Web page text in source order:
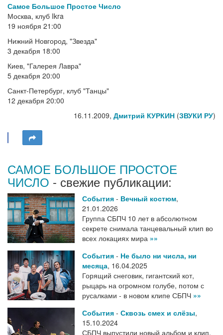
Самое Большое Простое Число
Москва, клуб Ikra
19 ноября 21:00
Нижний Новгород, "Звезда"
3 декабря 18:00
Киев, "Галерея Лавра"
5 декабря 20:00
Санкт-Петербург, клуб "Танцы"
12 декабря 20:00
16.11.2009, Дмитрий КУРКИН (ЗВУКИ РУ)
САМОЕ БОЛЬШОЕ ПРОСТОЕ
ЧИСЛО - свежие публикации:
События - Вечный костюм,
21.01.2026
Группа СБПЧ 10 лет в абсолютном
секрете снимала танцевальный клип во
всех локациях мира »»
События - Не было ни числа, ни
месяца, 16.04.2025
Горящий снеговик, гигантский кот,
рыцарь на огромном голубе, потом с
русалками - в новом клипе СБПЧ »»
События - Сквозь смех и слёзы,
15.10.2024
СБПЧ выпустили новый альбом и клип,